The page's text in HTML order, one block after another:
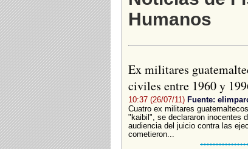
Humanos
Ex militares
civiles entre 1960 y
10:37 (26/07/11) Fuente:
Cuatro ex militares
"kaibil", se declararon inocentes
audiencia del juicio contra las
cometieron...